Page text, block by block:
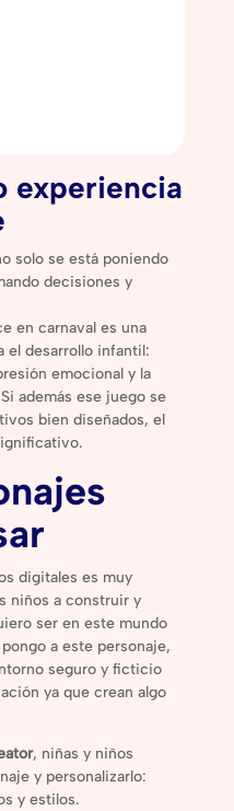
experiencia
solo se está poniendo
decisiones y
en carnaval es una
el desarrollo infantil:
emocional y la
además ese juego se
bien diseñados, el
digitales es muy
niños a construir y
ser en este mundo
a este personaje,
seguro y ficticio
ya que crean algo
, niñas y niños
y personalizarlo:
y estilos.